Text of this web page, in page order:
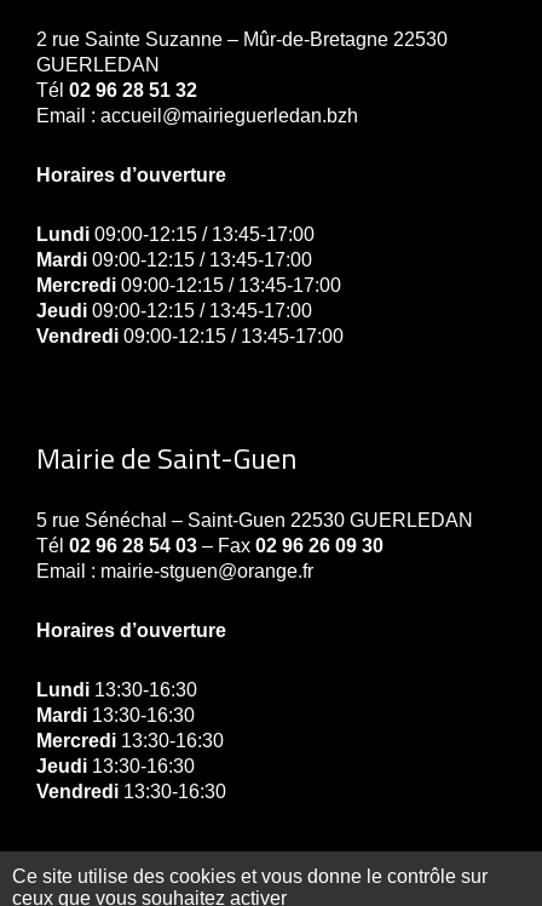
2 rue Sainte Suzanne – Mûr-de-Bretagne 22530
GUERLEDAN
Tél 02 96 28 51 32
Email : accueil@mairieguerledan.bzh
Horaires d’ouverture
Lundi 09:00-12:15 / 13:45-17:00
Mardi 09:00-12:15 / 13:45-17:00
Mercredi 09:00-12:15 / 13:45-17:00
Jeudi 09:00-12:15 / 13:45-17:00
Vendredi 09:00-12:15 / 13:45-17:00
Mairie de Saint-Guen
5 rue Sénéchal – Saint-Guen 22530 GUERLEDAN
Tél 02 96 28 54 03 – Fax 02 96 26 09 30
Email : mairie-stguen@orange.fr
Horaires d’ouverture
Lundi 13:30-16:30
Mardi 13:30-16:30
Mercredi 13:30-16:30
Jeudi 13:30-16:30
Vendredi 13:30-16:30
Ce site utilise des cookies et vous donne le contrôle sur
ceux que vous souhaitez activer